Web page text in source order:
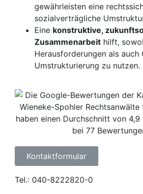
gewährleisten eine
sozialverträgliche
Eine konstruktive,
Zusammenarbeit hilft,
Herausforderungen als auch
Umstrukturierung zu nutzen.
Kontaktformular
Tel.: 040-8222820-0